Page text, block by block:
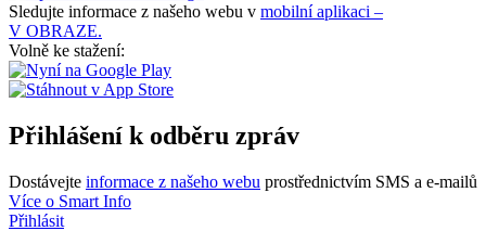
Sledujte informace z našeho webu v mobilní aplikaci –
V OBRAZE.
Volně ke stažení:
Přihlášení k odběru zpráv
Dostávejte informace z našeho webu prostřednictvím SMS a e-mailů
Více o Smart Info
Přihlásit